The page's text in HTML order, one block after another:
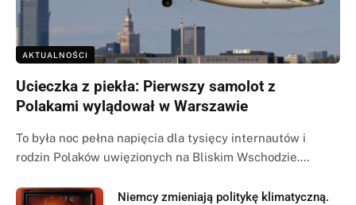
AKTUALNOŚCI
Ucieczka z piekła: Pierwszy samolot z
Polakami wylądował w Warszawie
To była noc pełna napięcia dla tysięcy internautów i
rodzin Polaków uwięzionych na Bliskim Wschodzie.…
Niemcy zmieniają politykę klimatyczną.